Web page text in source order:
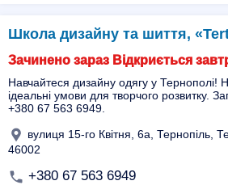
Школа дизайну та шиття,
Зачинено зараз Відкриється
Навчайтеся дизайну одягу у
ідеальні умови для творчого розвитку.
+380 67 563 6949.
вулиця 15-го Квітня, 6а, Тернопіль,
46002
+380 67 563 6949